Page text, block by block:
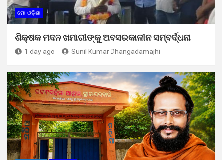
ମୋ ଓଡ଼ିଶା
ଶିକ୍ଷକ ମଦନ ଖମାରୀଙ୍କୁ ଅବସରକାଳୀନ ସମ୍ବର୍ଦ୍ଧନା
1 day ago Sunil Kumar Dhangadamajhi